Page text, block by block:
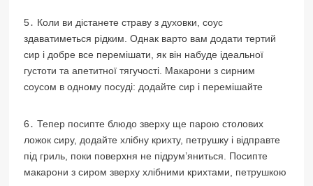
5․ Коли ви дістанете страву з духовки, соус
здаватиметься рідким. Однак варто вам додати тертий
сир і добре все перемішати, як він набуде ідеальної
густоти та апетитної тягучості. Макарони з сирним
соусом в одному посуді: додайте сир і перемішайте
6․ Тепер посипте блюдо зверху ще парою столових
ложок сиру, додайте хлібну крихту, петрушку і відправте
під гриль, поки поверхня не підрум’яниться. Посипте
макарони з сиром зверху хлібними крихтами, петрушкою